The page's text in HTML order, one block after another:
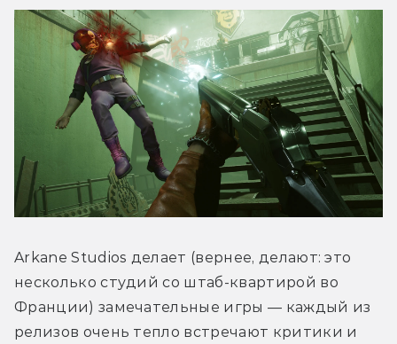
Arkane Studios делает (вернее, делают: это
несколько студий со штаб-квартирой во
Франции) замечательные игры — каждый из
релизов очень тепло встречают критики и